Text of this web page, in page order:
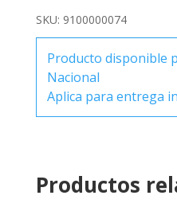
SKU: 9100000074
Producto disponible
Nacional
Aplica para entrega
Productos